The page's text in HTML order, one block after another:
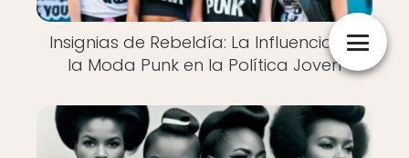
Insignias de Rebeldía: La Influencia de
la Moda Punk en la Política Joven